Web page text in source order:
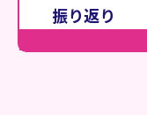
振り返り